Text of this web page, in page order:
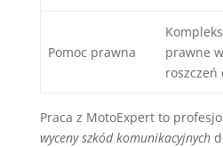
Pomoc prawna
prawne
roszczeń
Praca z MotoExpert to
wyceny szkód komunikacyjnych